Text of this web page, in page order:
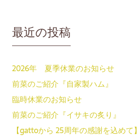
最近の投稿
2026年 夏季休業のお知らせ
前菜のご紹介『自家製ハム』
臨時休業のお知らせ
前菜のご紹介『イサキの炙り』
【gattoから 25周年の感謝を込めて】